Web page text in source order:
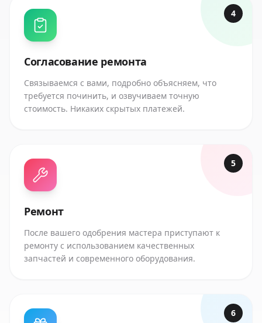
4
Согласование ремонта
Связываемся с вами, подробно объясняем, что
требуется починить, и озвучиваем точную
стоимость. Никаких скрытых платежей.
5
Ремонт
После вашего одобрения мастера приступают к
ремонту с использованием качественных
запчастей и современного оборудования.
6